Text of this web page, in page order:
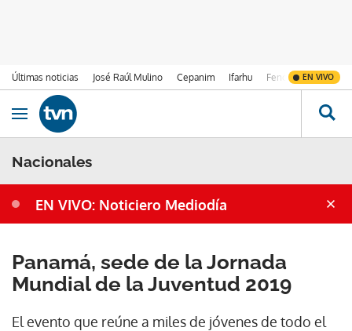
Últimas noticias José Raúl Mulino Cepanim Ifarhu Fenómeno de El
EN VIVO
Ir al contenido
Obrir navegació
Nacionales
EN VIVO: Noticiero Mediodía
Panamá, sede de la Jornada
Mundial de la Juventud 2019
El evento que reúne a miles de jóvenes de todo el